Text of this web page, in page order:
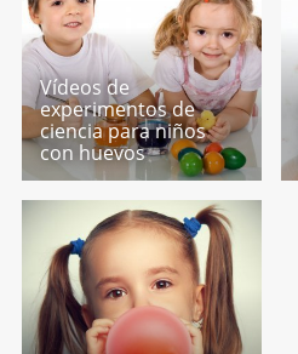
Vídeos de
experimentos de
ciencia para niños
con huevos